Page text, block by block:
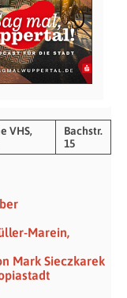
VHS,
Bachstr.
15
Marein,
Mark Sieczkarek